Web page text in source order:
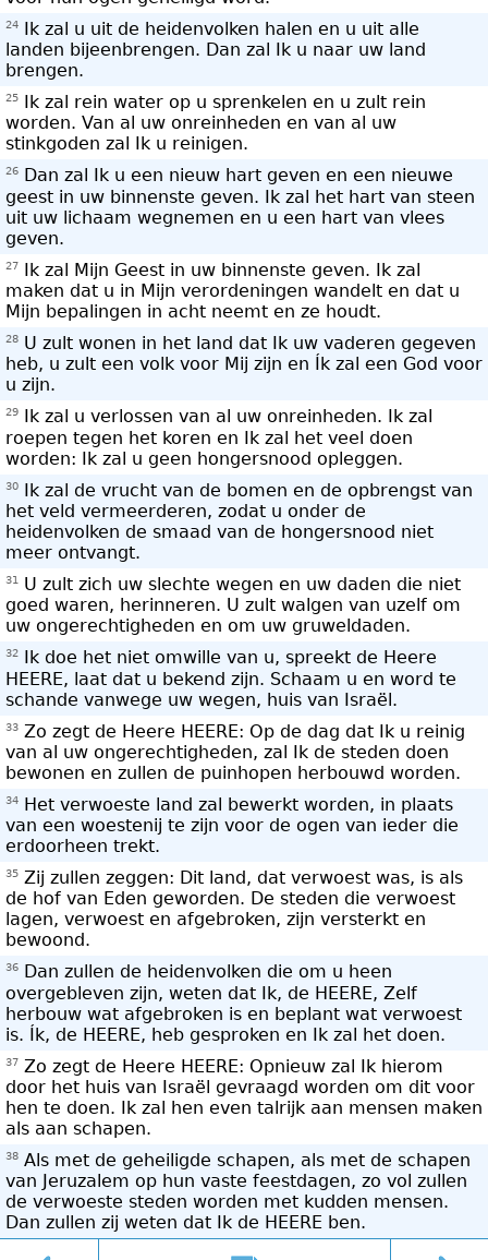
24 Ik zal u uit de heidenvolken halen en u uit alle
landen bijeenbrengen. Dan zal Ik u naar uw land
brengen.
25
Ik zal rein water op u sprenkelen en u zult rein
worden. Van al uw onreinheden en van al uw
stinkgoden zal Ik u reinigen.
26
Dan zal Ik u een nieuw hart geven en een nieuwe
geest in uw binnenste geven. Ik zal het hart van steen
uit uw lichaam wegnemen en u een hart van vlees
geven.
27 Ik zal Mijn Geest in uw binnenste geven. Ik zal
maken dat u in Mijn verordeningen wandelt en dat u
Mijn bepalingen in acht neemt en ze houdt.
28 U zult wonen in het land dat Ik uw vaderen gegeven
heb, u zult een volk voor Mij zijn en Ík zal een God voor
u zijn.
29
Ik zal u verlossen van al uw onreinheden. Ik zal
roepen tegen het koren en Ik zal het veel doen
worden: Ik zal u geen hongersnood opleggen.
30 Ik zal de vrucht van de bomen en de opbrengst van
het veld vermeerderen, zodat u onder de
heidenvolken de smaad van de hongersnood niet
meer ontvangt.
31
U zult zich uw slechte wegen en uw daden die niet
goed waren, herinneren. U zult walgen van uzelf om
uw ongerechtigheden en om uw gruweldaden.
32
Ik doe het niet omwille van u, spreekt de Heere
HEERE, laat dat u bekend zijn. Schaam u en word te
schande vanwege uw wegen, huis van Israël.
33 Zo zegt de Heere HEERE: Op de dag dat Ik u reinig
van al uw ongerechtigheden, zal Ik de steden doen
bewonen en zullen de puinhopen herbouwd worden.
34
Het verwoeste land zal bewerkt worden, in plaats
van een woestenij te zijn voor de ogen van ieder die
erdoorheen trekt.
35 Zij zullen zeggen: Dit land, dat verwoest was, is als
de hof van Eden geworden. De steden die verwoest
lagen, verwoest en afgebroken, zijn versterkt en
bewoond.
36 Dan zullen de heidenvolken die om u heen
overgebleven zijn, weten dat Ik, de HEERE, Zelf
herbouw wat afgebroken is en beplant wat verwoest
is. Ík, de HEERE, heb gesproken en Ik zal het doen.
37 Zo zegt de Heere HEERE: Opnieuw zal Ik hierom
door het huis van Israël gevraagd worden om dit voor
hen te doen. Ik zal hen even talrijk aan mensen maken
als aan schapen.
38 Als met de geheiligde schapen, als met de schapen
van Jeruzalem op hun vaste feestdagen, zo vol zullen
de verwoeste steden worden met kudden mensen.
Dan zullen zij weten dat Ik de HEERE ben.